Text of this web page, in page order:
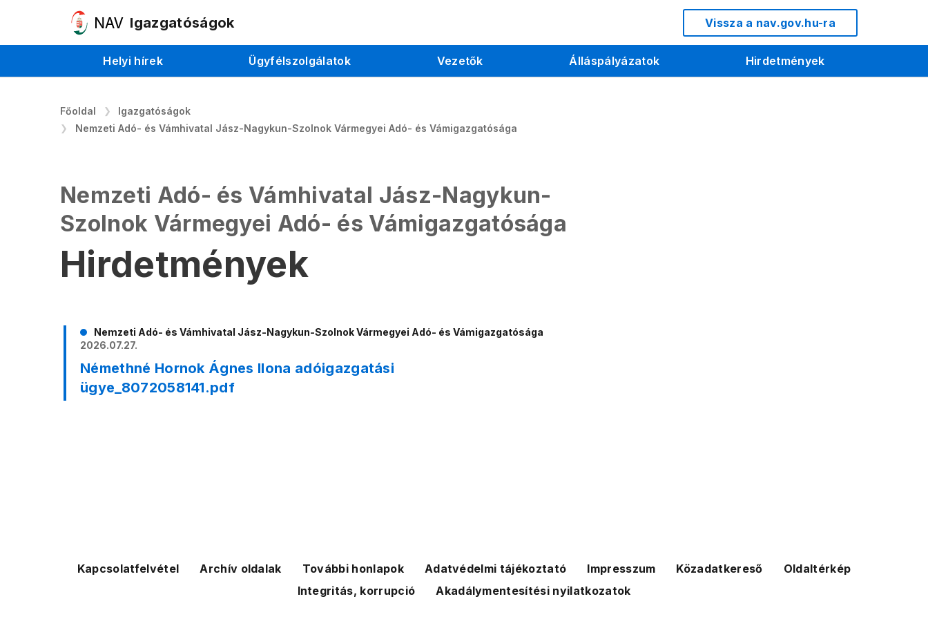
Igazgatóságok Vissza a nav.gov.hu-ra
Helyi hírek Ügyfélszolgálatok Vezetők Álláspályázatok Hirdetmények
Főoldal
Igazgatóságok
Nemzeti Adó- és Vámhivatal Jász-Nagykun-Szolnok Vármegyei Adó- és Vámigazgatósága
Nemzeti Adó- és Vámhivatal Jász-Nagykun-
Szolnok Vármegyei Adó- és Vámigazgatósága
Hirdetmények
Nemzeti Adó- és Vámhivatal Jász-Nagykun-Szolnok Vármegyei Adó- és Vámigazgatósága
2026.07.27.
Némethné Hornok Ágnes Ilona adóigazgatási
ügye_8072058141.pdf
Kapcsolatfelvétel Archív oldalak További honlapok Adatvédelmi tájékoztató Impresszum Közadatkereső
Oldaltérkép
Integritás, korrupció
Akadálymentesítési nyilatkozatok